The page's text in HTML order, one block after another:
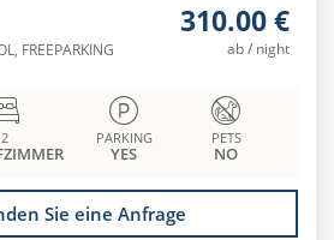
FREEPARKING
310.00 €
ab / night
2 PARKING
YES
PETS
NO
Sie eine Anfrage